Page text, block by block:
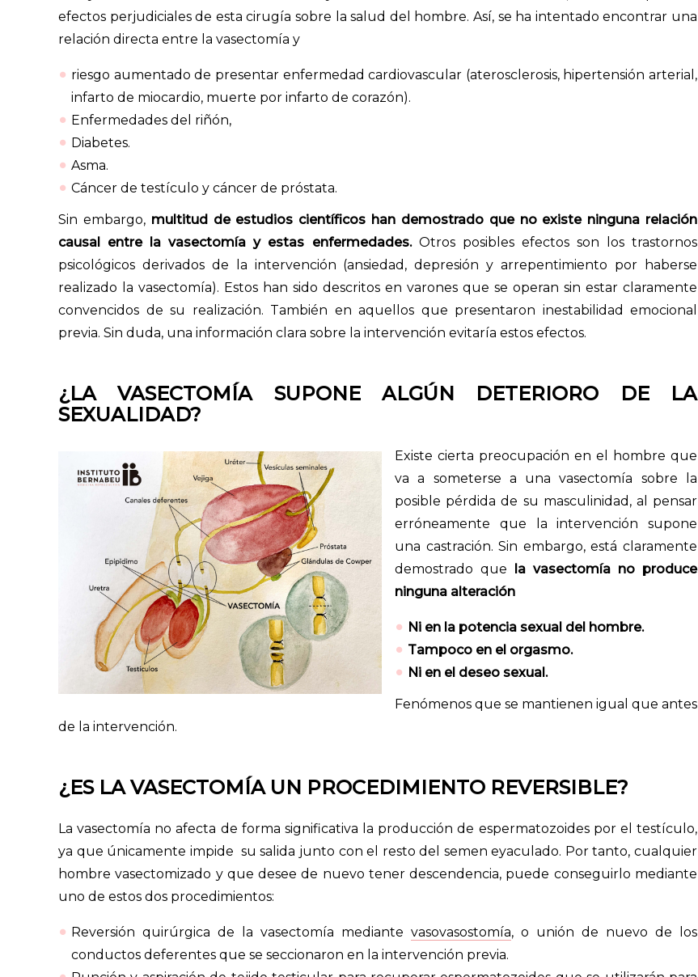
efectos perjudiciales de esta cirugía sobre la salud del hombre. Así, se ha intentado encontrar una
relación directa entre la vasectomía y
riesgo aumentado de presentar enfermedad cardiovascular (aterosclerosis, hipertensión arterial,
infarto de miocardio, muerte por infarto de corazón).
Enfermedades del riñón,
Diabetes.
Asma.
Cáncer de testículo y cáncer de próstata.
Sin embargo, multitud de estudios científicos han demostrado que no existe ninguna relación
causal entre la vasectomía y estas enfermedades.Otros posibles efectos son los trastornos
psicológicos derivados de la intervención (ansiedad, depresión y arrepentimiento por haberse
realizado la vasectomía). Estos han sido descritos en varones que se operan sin estar claramente
convencidos de su realización. También en aquellos que presentaron inestabilidad emocional
previa. Sin duda, una información clara sobre la intervención evitaría estos efectos.
¿LA VASECTOMÍA SUPONE ALGÚN DETERIORO DE LA
SEXUALIDAD?
Existe cierta preocupación en el hombre que
va a someterse a una vasectomía sobre la
posible pérdida de su masculinidad, al pensar
erróneamente que la intervención supone
una castración. Sin embargo, está claramente
demostrado que la vasectomía no produce
ninguna alteración
Ni en la potencia sexual del hombre.
Tampoco en el orgasmo.
Ni en el deseo sexual.
Fenómenos que se mantienen igual que antes
de la intervención.
¿ES LA VASECTOMÍA UN PROCEDIMIENTO REVERSIBLE?
La vasectomía no afecta de forma significativa la producción de espermatozoides por el testículo,
ya que únicamente impide su salida junto con el resto del semen eyaculado. Por tanto, cualquier
hombre vasectomizado y que desee de nuevo tener descendencia, puede conseguirlo mediante
uno de estos dos procedimientos:
Reversión quirúrgica de la vasectomía mediante vasovasostomía, o unión de nuevo de los
conductos deferentes que se seccionaron en la intervención previa.